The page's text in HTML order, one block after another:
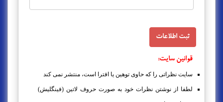
قوانین سایت:
سایت نظراتی را که حاوی توهین یا افترا است، منتشر نمی کند
لطفا از نوشتن نظرات خود به صورت حروف لاتین (فینگلیش)